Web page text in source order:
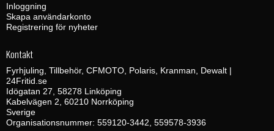
Inloggning
Skapa användarkonto
Registrering för nyheter
Kontakt
Fyrhjuling, Tillbehör, CFMOTO, Polaris, Kranman, Dewalt |
24Fritid.se
Idögatan 27, 58278 Linköping
Kabelvägen 2, 60210 Norrköping
Sverige
Organisationsnummer: 559120-3442, 559578-3936